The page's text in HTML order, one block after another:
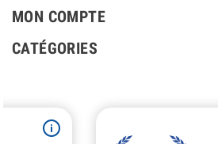
MON COMPTE
CATÉGORIES